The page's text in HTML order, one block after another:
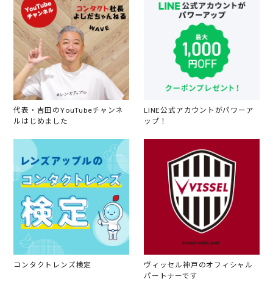
代表・吉田のYouTubeチャンネ
ルはじめました
LINE公式アカウントがパワーア
ップ！
コンタクトレンズ検定
ヴィッセル神戸のオフィシャル
パートナーです